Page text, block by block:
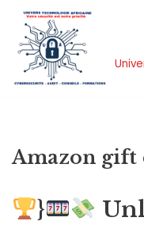
Aller
contenu
Amazon gift
}